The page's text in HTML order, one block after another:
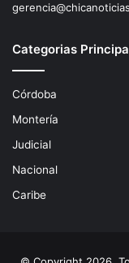
Categorias
Córdoba
Montería
Judicial
Nacional
Caribe